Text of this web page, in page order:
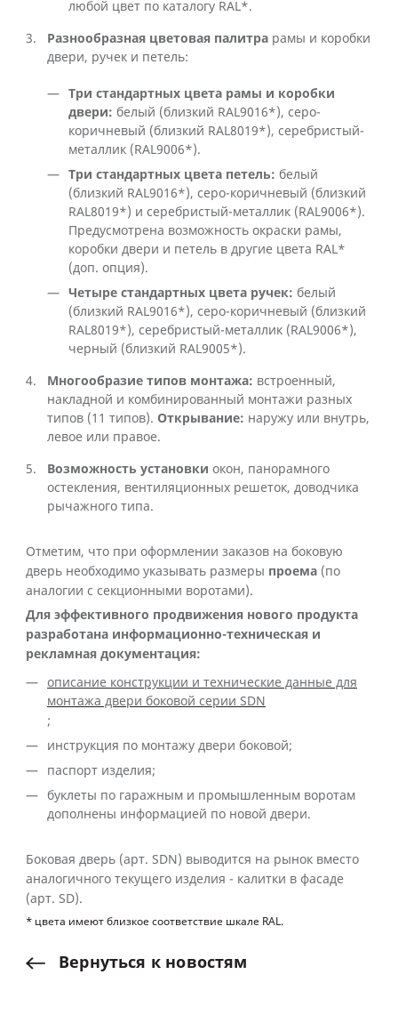
любой цвет по каталогу RAL*.
Разнообразная цветовая палитра рамы и коробки
двери, ручек и петель:
Три стандартных цвета рамы и коробки
двери: белый (близкий RAL9016*), серо-
коричневый (близкий RAL8019*), серебристый-
металлик (RAL9006*).
Три стандартных цвета петель: белый
(близкий RAL9016*), серо-коричневый (близкий
RAL8019*) и серебристый-металлик (RAL9006*).
Предусмотрена возможность окраски рамы,
коробки двери и петель в другие цвета RAL*
(доп. опция).
Четыре стандартных цвета ручек: белый
(близкий RAL9016*), серо-коричневый (близкий
RAL8019*), серебристый-металлик (RAL9006*),
черный (близкий RAL9005*).
Многообразие типов монтажа: встроенный,
накладной и комбинированный монтажи разных
типов (11 типов). Открывание: наружу или внутрь,
левое или правое.
Возможность установки окон, панорамного
остекления, вентиляционных решеток, доводчика
рычажного типа.
Отметим, что при оформлении заказов на боковую
дверь необходимо указывать размеры проема (по
аналогии с секционными воротами).
Для эффективного продвижения нового продукта
разработана информационно-техническая и
рекламная документация:
описание конструкции и технические данные для
монтажа двери боковой серии SDN
;
инструкция по монтажу двери боковой;
паспорт изделия;
буклеты по гаражным и промышленным воротам
дополнены информацией по новой двери.
Боковая дверь (арт. SDN) выводится на рынок вместо
аналогичного текущего изделия - калитки в фасаде
(арт. SD).
* цвета имеют близкое соответствие шкале RAL.
Вернуться к новостям